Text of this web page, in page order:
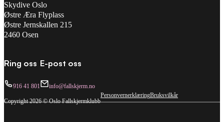
Skydive Oslo
Østre Æra Flyplass
Østre Jernskallen 215
2460 Osen
Ring oss
916 41 801
E-post oss
info@fallskjerm.no
Copyright 2026 © Oslo Fallskjermklubb
PersonvernerklæringBruksvilkår